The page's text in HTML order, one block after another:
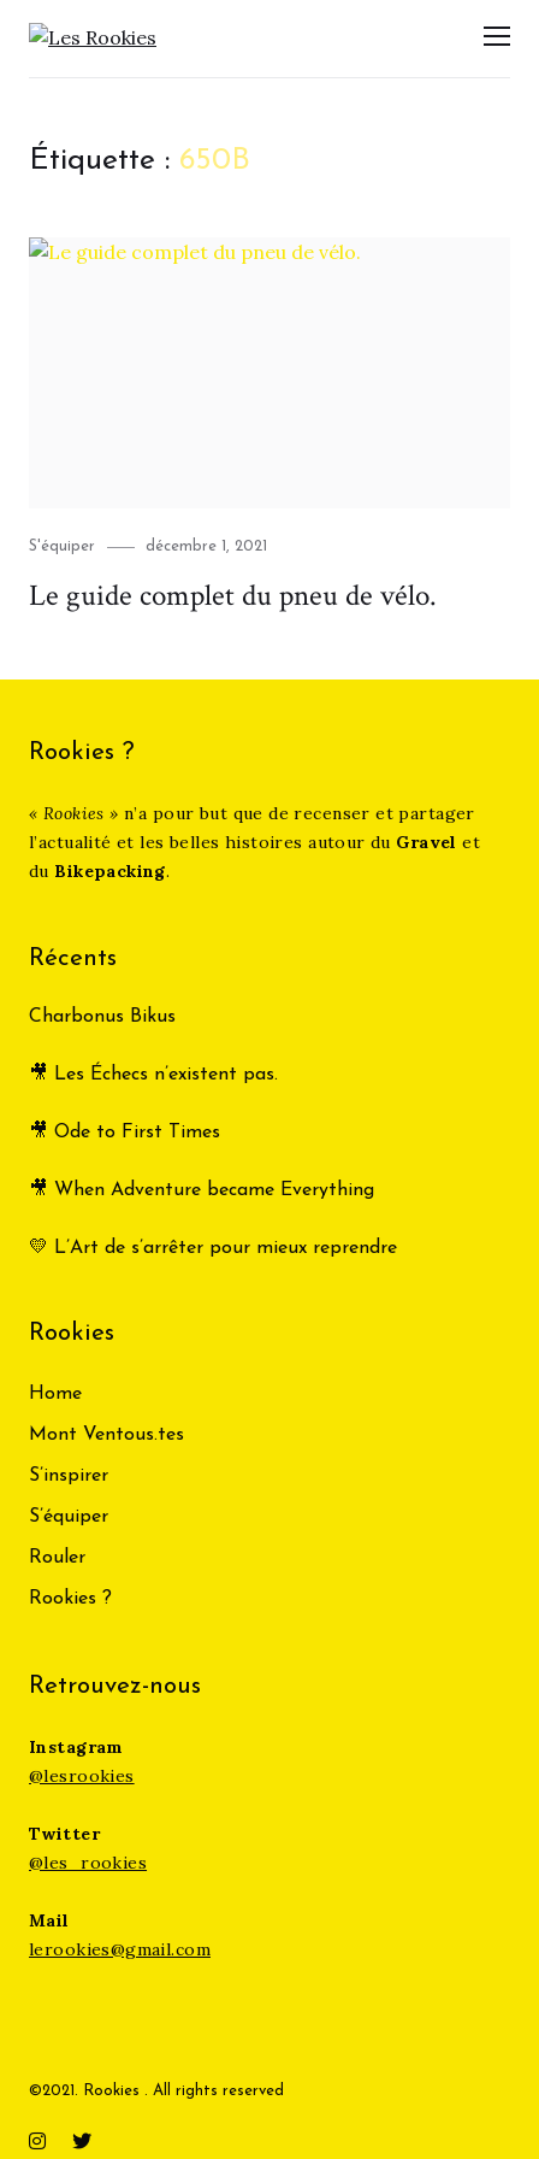
LES ROOKIES
Étiquette : 650B
Category
S'équiper
Posted
décembre 1, 2021
Le guide complet du pneu de vélo.
Rookies ?
« Rookies »n’a pour but que de recenser et partager
l’actualité et les belles histoires autour du Gravel et
du Bikepacking.
Récents
Charbonus Bikus
🎥 Les Échecs n’existent pas.
🎥 Ode to First Times
🎥 When Adventure became Everything
💛 L’Art de s’arrêter pour mieux reprendre
Rookies
Home
Mont Ventous.tes
S’inspirer
S’équiper
Rouler
Rookies ?
Retrouvez-nous
Instagram
@lesrookies
Twitter
@les_rookies
Mail
lerookies@gmail.com
©2021. Rookies . All rights reserved
Instagram
Twitter